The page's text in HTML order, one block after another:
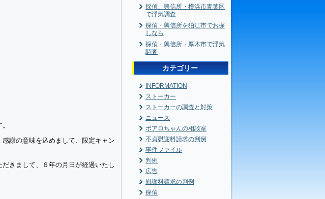
謝の意味を込めまして、限定キャン
きまして、６年の月日が経過いたし
探偵、興信所・横浜市青葉区
で浮気調査
探偵・興信所を狛江市でお探
しなら
探偵・興信所・厚木市で浮気
調査
カテゴリー
INFORMATION
ストーカー
ストーカーの調査と対策
ニュース
ポアロちゃんの相談室
不貞慰謝料請求の判例
事件ファイル
判例
広告
慰謝料請求の判例
探偵